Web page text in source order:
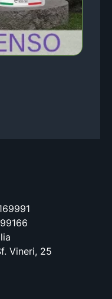
Vineri, 25